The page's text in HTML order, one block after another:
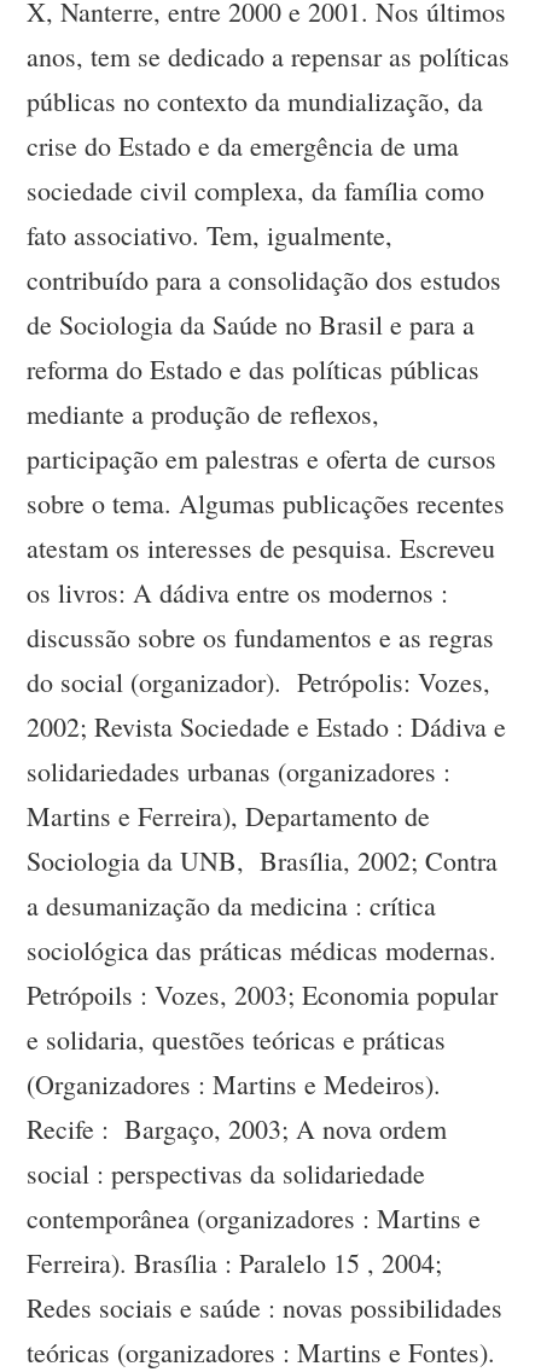
X, Nanterre, entre 2000 e 2001. Nos últimos
anos, tem se dedicado a repensar as políticas
públicas no contexto da mundialização, da
crise do Estado e da emergência de uma
sociedade civil complexa, da família como
fato associativo. Tem, igualmente,
contribuído para a consolidação dos estudos
de Sociologia da Saúde no Brasil e para a
reforma do Estado e das políticas públicas
mediante a produção de reflexos,
participação em palestras e oferta de cursos
sobre o tema. Algumas publicações recentes
atestam os interesses de pesquisa. Escreveu
os livros: A dádiva entre os modernos :
discussão sobre os fundamentos e as regras
do social (organizador). Petrópolis: Vozes,
2002; Revista Sociedade e Estado : Dádiva e
solidariedades urbanas (organizadores :
Martins e Ferreira), Departamento de
Sociologia da UNB, Brasília, 2002; Contra
a desumanização da medicina : crítica
sociológica das práticas médicas modernas.
Petrópoils : Vozes, 2003; Economia popular
e solidaria, questões teóricas e práticas
(Organizadores : Martins e Medeiros).
Recife : Bargaço, 2003; A nova ordem
social : perspectivas da solidariedade
contemporânea (organizadores : Martins e
Ferreira). Brasília : Paralelo 15 , 2004;
Redes sociais e saúde : novas possibilidades
teóricas (organizadores : Martins e Fontes).